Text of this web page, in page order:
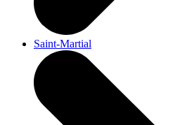
Saint-Martial